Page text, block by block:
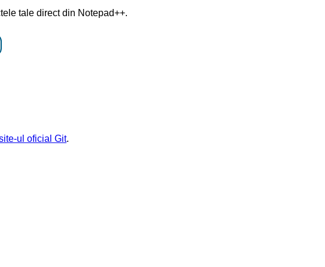
tale direct din Notepad++.
ul oficial Git.